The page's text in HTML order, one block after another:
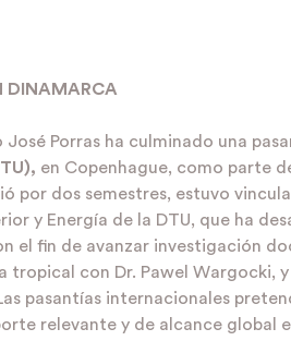
DINAMARCA
Porras ha culminado una
en Copenhague, como parte
por dos semestres, estuvo
y Energía de la DTU, que ha
el fin de avanzar investigación
tropical con Dr. Pawel Wargocki,
pasantías internacionales
relevante y de alcance global